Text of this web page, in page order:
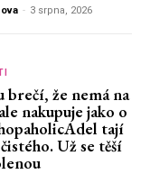
- 3 srpna, 2026
brečí, že nemá na
nakupuje jako o
tají
Už se těší